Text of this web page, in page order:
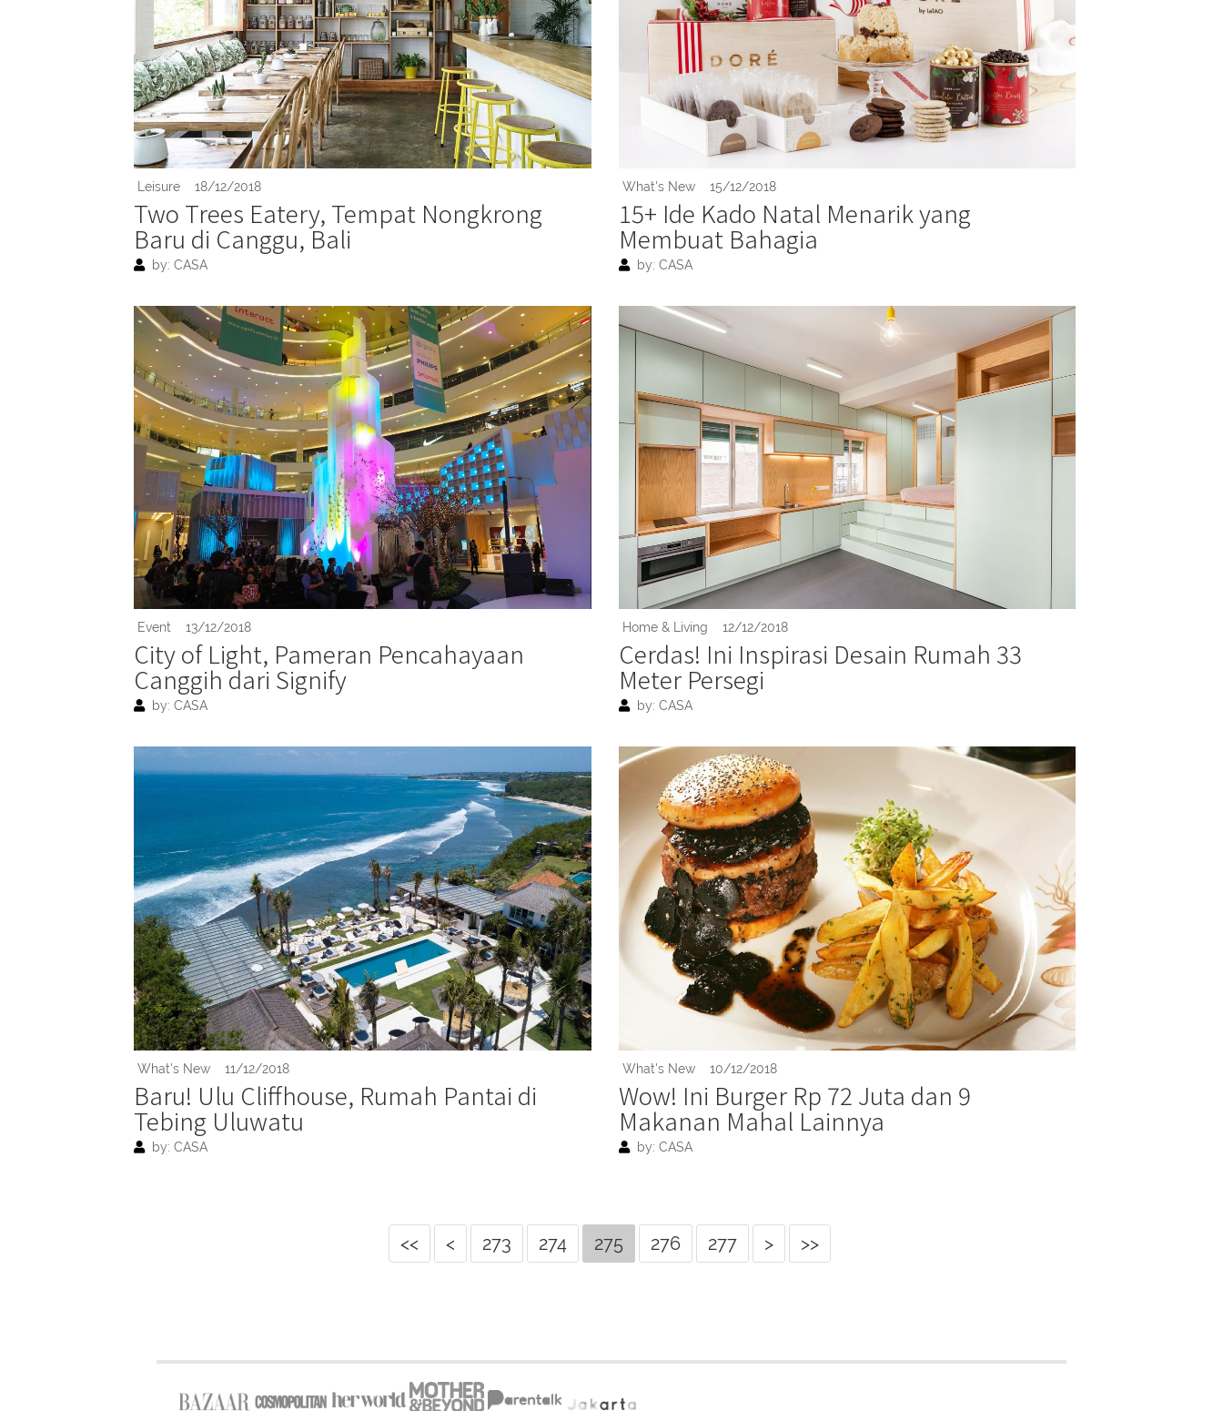
Leisure 18/12/2018
Two Trees Eatery, Tempat Nongkrong
Baru di Canggu, Bali
by: CASA
What's New 15/12/2018
15+ Ide Kado Natal Menarik yang
Membuat Bahagia
by: CASA
Event 13/12/2018
City of Light, Pameran Pencahayaan
Canggih dari Signify
by: CASA
Home & Living 12/12/2018
Cerdas! Ini Inspirasi Desain Rumah 33
Meter Persegi
by: CASA
What's New 11/12/2018
Baru! Ulu Cliffhouse, Rumah Pantai di
Tebing Uluwatu
by: CASA
What's New 10/12/2018
Wow! Ini Burger Rp 72 Juta dan 9
Makanan Mahal Lainnya
by: CASA
<< < 273 274 275 276 277 > >>